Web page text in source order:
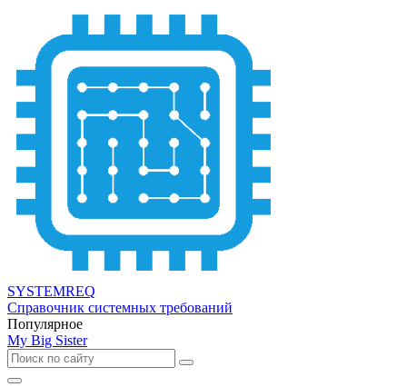
SYSTEMREQ
Справочник системных требований
Популярное
My Big Sister